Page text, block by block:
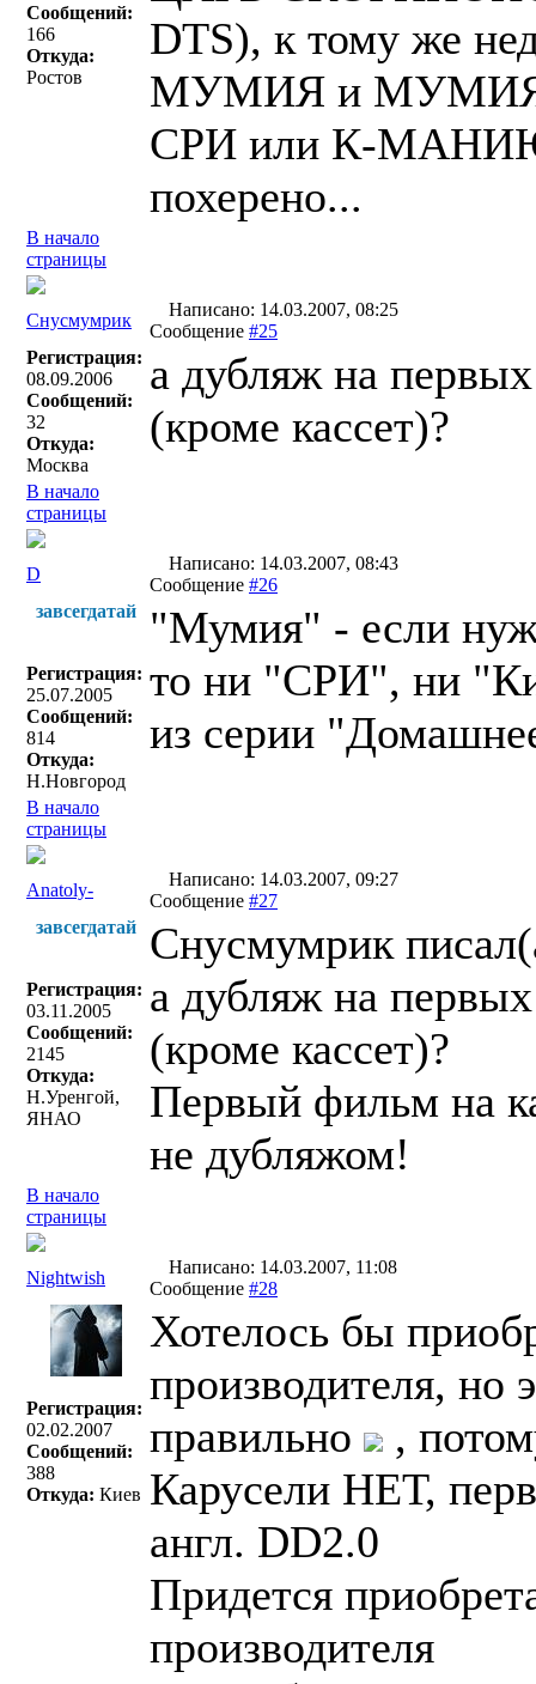
Сообщений:
166
Откуда:
Ростов
DTS), к тому же
МУМИЯ и МУМИЯ
СРИ или К-
похерено...
В начало
страницы
Снусмумрик
Написано: 14.03.2007, 08:25
Сообщение #25
Регистрация:
08.09.2006
Сообщений:
32
Откуда:
Москва
а дубляж на
(кроме кассет)?
В начало
страницы
D
Написано: 14.03.2007, 08:43
Сообщение #26
завсегдатай
Регистрация:
25.07.2005
Сообщений:
814
Откуда:
Н.Новгород
"Мумия" - если
то ни "СРИ", ни
из серии
В начало
страницы
Anatoly-
Написано: 14.03.2007, 09:27
Сообщение #27
завсегдатай
Регистрация:
03.11.2005
Сообщений:
2145
Откуда:
Н.Уренгой,
ЯНАО
Снусмумрик
а дубляж на
(кроме кассет)?
Первый фильм на
не дубляжом!
В начало
страницы
Nightwish
Написано: 14.03.2007, 11:08
Сообщение #28
Регистрация:
02.02.2007
Сообщений:
388
Откуда: Киев
Хотелось бы
производителя, но
правильно
,
Карусели НЕТ,
англ. DD2.0
Придется
производителя